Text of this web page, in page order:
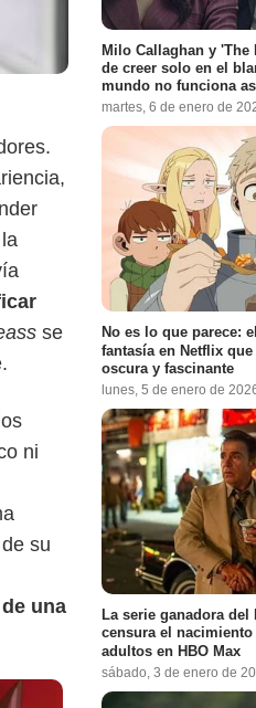
se
ni
su
una
Milo Callaghan y 'The
de creer solo en el
mundo no funciona
martes, 6 de enero de
No es lo que parece:
fantasía en Netflix
oscura y fascinante
lunes, 5 de enero de
La serie ganadora
censura el
adultos en HBO Max
sábado, 3 de enero de